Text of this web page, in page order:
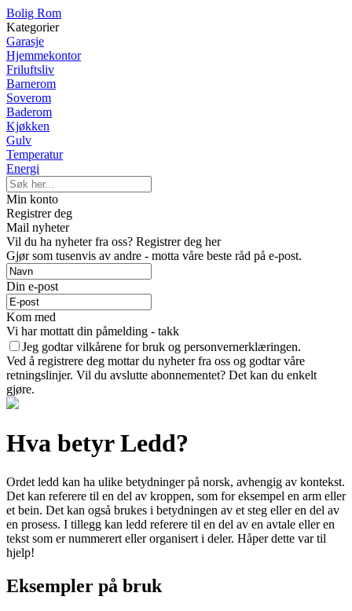
Bolig Rom
Kategorier
Garasje
Hjemmekontor
Friluftsliv
Barnerom
Soverom
Baderom
Kjøkken
Gulv
Temperatur
Energi
Min konto
Registrer deg
Mail nyheter
Vil du ha nyheter fra oss? Registrer deg her
Gjør som tusenvis av andre - motta våre beste råd på e-post.
Din e-post
Kom med
Vi har mottatt din påmelding - takk
Jeg godtar vilkårene for bruk og personvernerklæringen.
Ved å registrere deg mottar du nyheter fra oss og godtar våre
retningslinjer. Vil du avslutte abonnementet? Det kan du enkelt
gjøre.
Hva betyr Ledd?
Ordet ledd kan ha ulike betydninger på norsk, avhengig av kontekst.
Det kan referere til en del av kroppen, som for eksempel en arm eller
et bein. Det kan også brukes i betydningen av et steg eller en del av
en prosess. I tillegg kan ledd referere til en del av en avtale eller en
tekst som er nummerert eller organisert i deler. Håper dette var til
hjelp!
Eksempler på bruk